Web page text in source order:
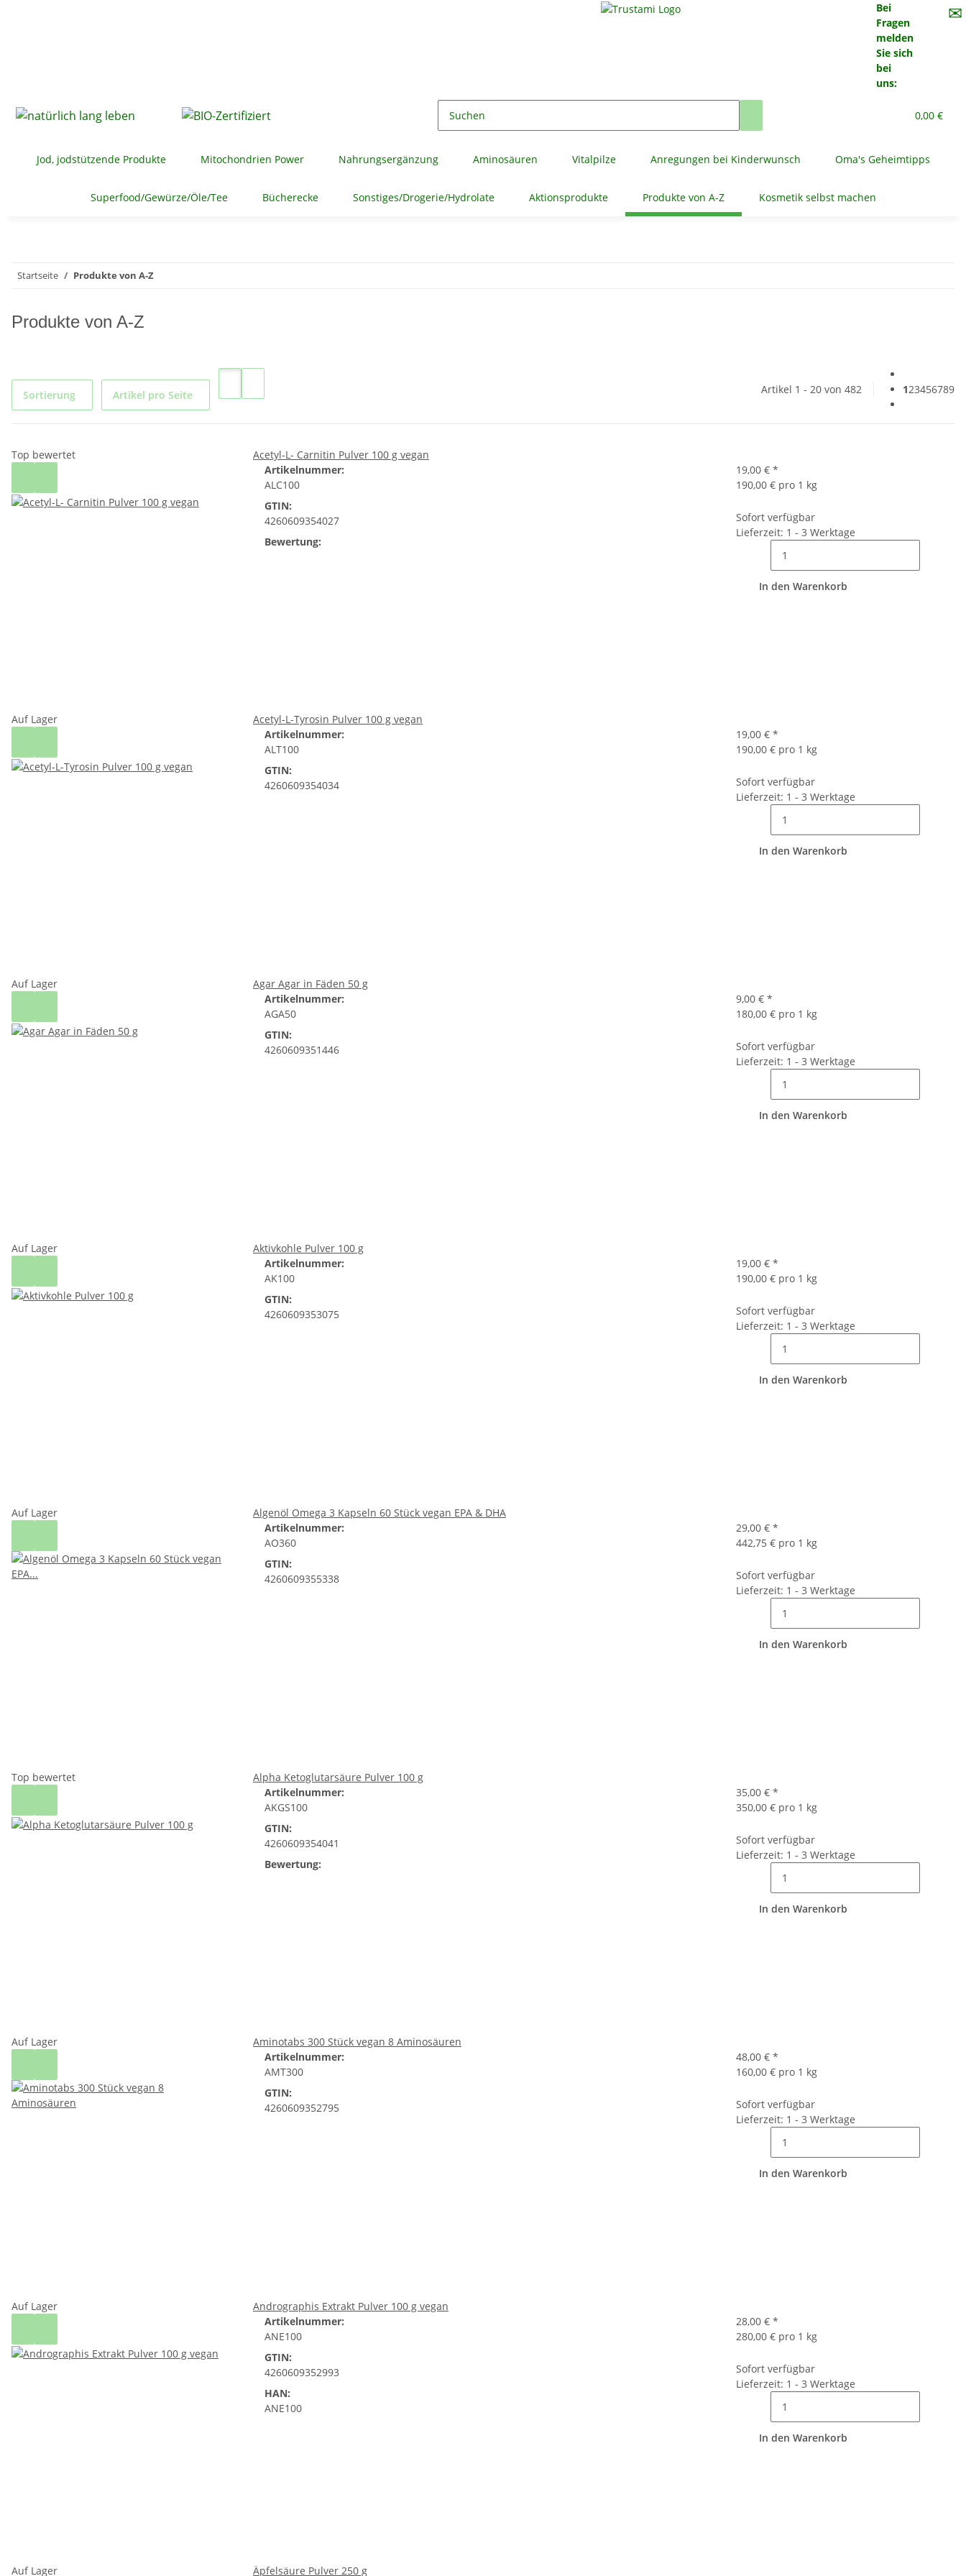
Bei
Fragen
melden
Sie sich
bei
uns:
✉
0,00 €
Jod, jodstützende Produkte Mitochondrien Power Nahrungsergänzung Aminosäuren Vitalpilze Anregungen bei Kinderwunsch Oma's Geheimtipps
Superfood/Gewürze/Öle/Tee Bücherecke Sonstiges/Drogerie/Hydrolate Aktionsprodukte Produkte von A-Z Kosmetik selbst machen
Startseite Produkte von A-Z
Produkte von A-Z
Sortierung Artikel pro Seite Artikel 1 - 20 von 482 123456789
Top bewertet
Acetyl-L- Carnitin Pulver 100 g vegan
Artikelnummer:
ALC100
GTIN:
4260609354027
Bewertung:
19,00 € *
190,00 € pro 1 kg
Sofort verfügbar
Lieferzeit: 1 - 3 Werktage
In den Warenkorb
Auf Lager
Acetyl-L-Tyrosin Pulver 100 g vegan
Artikelnummer:
ALT100
GTIN:
4260609354034
19,00 € *
190,00 € pro 1 kg
Sofort verfügbar
Lieferzeit: 1 - 3 Werktage
In den Warenkorb
Auf Lager
Agar Agar in Fäden 50 g
Artikelnummer:
AGA50
GTIN:
4260609351446
9,00 € *
180,00 € pro 1 kg
Sofort verfügbar
Lieferzeit: 1 - 3 Werktage
In den Warenkorb
Auf Lager
Aktivkohle Pulver 100 g
Artikelnummer:
AK100
GTIN:
4260609353075
19,00 € *
190,00 € pro 1 kg
Sofort verfügbar
Lieferzeit: 1 - 3 Werktage
In den Warenkorb
Auf Lager
Algenöl Omega 3 Kapseln 60 Stück vegan EPA & DHA
Artikelnummer:
AO360
GTIN:
4260609355338
29,00 € *
442,75 € pro 1 kg
Sofort verfügbar
Lieferzeit: 1 - 3 Werktage
In den Warenkorb
Top bewertet
Alpha Ketoglutarsäure Pulver 100 g
Artikelnummer:
AKGS100
GTIN:
4260609354041
Bewertung:
35,00 € *
350,00 € pro 1 kg
Sofort verfügbar
Lieferzeit: 1 - 3 Werktage
In den Warenkorb
Auf Lager
Aminotabs 300 Stück vegan 8 Aminosäuren
Artikelnummer:
AMT300
GTIN:
4260609352795
48,00 € *
160,00 € pro 1 kg
Sofort verfügbar
Lieferzeit: 1 - 3 Werktage
In den Warenkorb
Auf Lager
Andrographis Extrakt Pulver 100 g vegan
Artikelnummer:
ANE100
GTIN:
4260609352993
HAN:
ANE100
28,00 € *
280,00 € pro 1 kg
Sofort verfügbar
Lieferzeit: 1 - 3 Werktage
In den Warenkorb
Auf Lager Äpfelsäure Pulver 250 g